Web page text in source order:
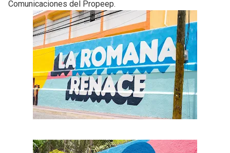
Comunicaciones del Propeep.